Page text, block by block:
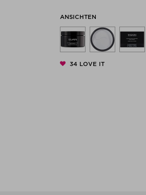
ANSICHTEN
34 LOVE IT